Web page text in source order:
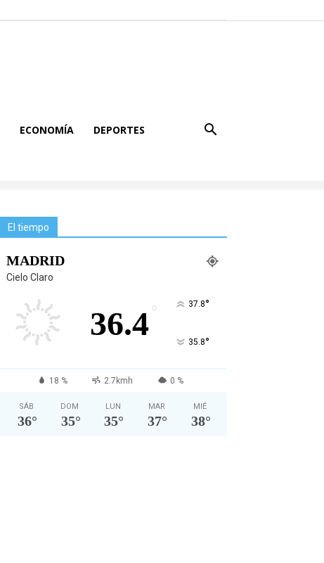
ECONOMÍA DEPORTES
El tiempo
MADRID
Cielo Claro
36.4° 37.8°
35.8°
18 % 2.7kmh 0 %
SÁB
36°
DOM
35°
LUN
35°
MAR
37°
MIÉ
38°